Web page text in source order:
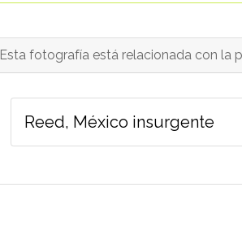
Esta fotografía está relacionada con la
Reed, México insurgente